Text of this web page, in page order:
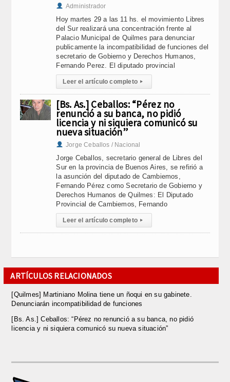
Administrador
Hoy martes 29 a las 11 hs. el movimiento Libres
del Sur realizará una concentración frente al
Palacio Municipal de Quilmes para denunciar
publicamente la incompatibilidad de funciones del
secretario de Gobierno y Derechos Humanos,
Fernando Perez. El diputado provincial
Leer el artículo completo ▸
[Bs. As.] Ceballos: “Pérez no
renunció a su banca, no pidió
licencia y ni siquiera comunicó su
nueva situación”
Jorge Ceballos / Nacional
Jorge Ceballos, secretario general de Libres del
Sur en la provincia de Buenos Aires, se refirió a
la asunción del diputado de Cambiemos,
Fernando Pérez como Secretario de Gobierno y
Derechos Humanos de Quilmes: El Diputado
Provincial de Cambiemos, Fernando
Leer el artículo completo ▸
ARTÍCULOS RELACIONADOS
[Quilmes] Martiniano Molina tiene un ñoqui en su gabinete.
Denunciarán incompatibilidad de funciones
[Bs. As.] Ceballos: “Pérez no renunció a su banca, no pidió
licencia y ni siquiera comunicó su nueva situación”